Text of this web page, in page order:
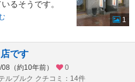
るそうです。
1
です
（約10年前）
0
ルブルク クチコミ：14件